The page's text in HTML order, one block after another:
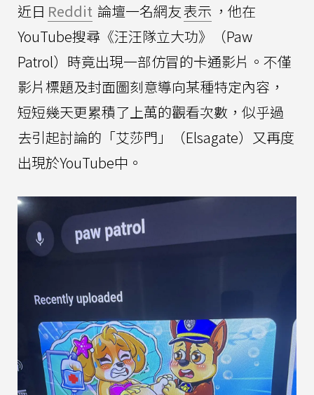
近日 Reddit 論壇一名網友表示 ，他在
YouTube搜尋《汪汪隊立大功》（Paw
Patrol）時竟出現一部仿冒的卡通影片。不僅
影片標題及封面圖刻意導向某種特定內容，
短短幾天更累積了上萬的觀看次數，似乎過
去引起討論的「艾莎門」（Elsagate）又再度
出現於YouTube中。